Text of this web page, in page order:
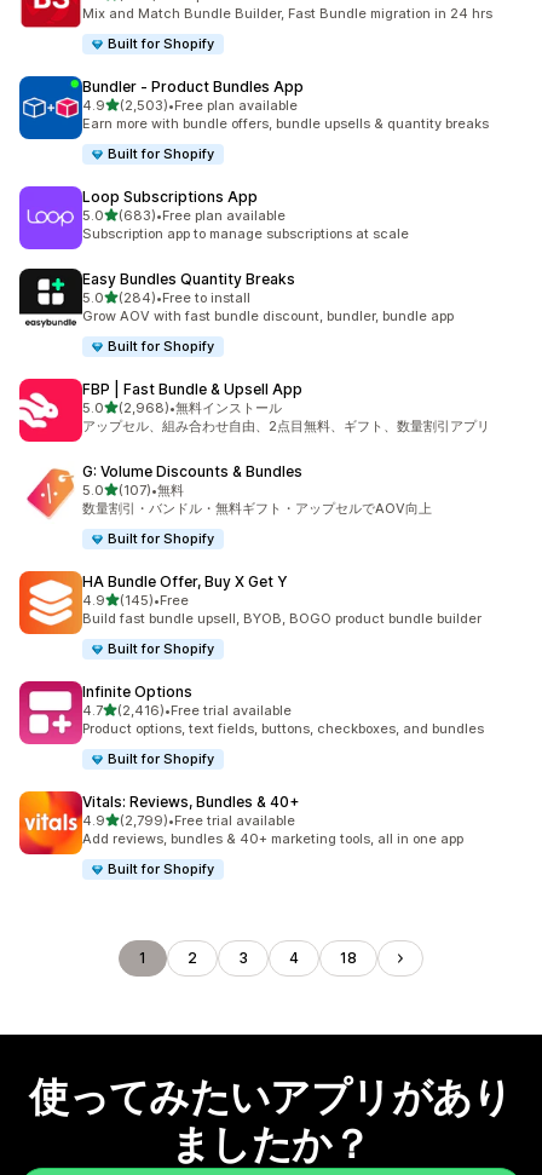
Mix and Match Bundle Builder, Fast Bundle migration in 24 hrs
Built for Shopify
Bundler ‑ Product Bundles App
4.95つ星中
(2,503)
合計レビュー数：2503件
•Free plan available
Earn more with bundle offers, bundle upsells & quantity breaks
Built for Shopify
Loop Subscriptions App
5.05つ星中
(683)
合計レビュー数：683件
•Free plan available
Subscription app to manage subscriptions at scale
Easy Bundles Quantity Breaks
5.05つ星中
(284)
合計レビュー数：284件
•Free to install
Grow AOV with fast bundle discount, bundler, bundle app
Built for Shopify
FBP | Fast Bundle & Upsell App
5.05つ星中
(2,968)
合計レビュー数：2968件
•無料インストール
アップセル、組み合わせ自由、2点目無料、ギフト、数量割引アプリ
G: Volume Discounts & Bundles
5.05つ星中
(107)
合計レビュー数：107件
•無料
数量割引・バンドル・無料ギフト・アップセルでAOV向上
Built for Shopify
HA Bundle Offer, Buy X Get Y
4.95つ星中
(145)
合計レビュー数：145件
•Free
Build fast bundle upsell, BYOB, BOGO product bundle builder
Built for Shopify
Infinite Options
4.75つ星中
(2,416)
合計レビュー数：2416件
•Free trial available
Product options, text fields, buttons, checkboxes, and bundles
Built for Shopify
Vitals: Reviews, Bundles & 40+
4.95つ星中
(2,799)
合計レビュー数：2799件
•Free trial available
Add reviews, bundles & 40+ marketing tools, all in one app
Built for Shopify
1 2 3 4 18
使ってみたいアプリがあり
ましたか？